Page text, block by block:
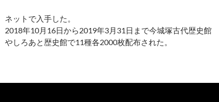
ネットで入手した。
2018年10月16日から2019年3月31日まで今城塚古代歴史館
やしろあと歴史館で11種各2000枚配布された。